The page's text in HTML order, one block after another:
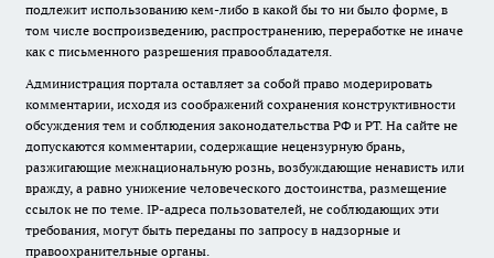
подлежит использованию кем-либо в какой бы то ни было форме, в
том числе воспроизведению, распространению, переработке не иначе
как с письменного разрешения правообладателя.
Администрация портала оставляет за собой право модерировать
комментарии, исходя из соображений сохранения конструктивности
обсуждения тем и соблюдения законодательства РФ и РТ. На сайте не
допускаются комментарии, содержащие нецензурную брань,
разжигающие межнациональную рознь, возбуждающие ненависть или
вражду, а равно унижение человеческого достоинства, размещение
ссылок не по теме. IP-адреса пользователей, не соблюдающих эти
требования, могут быть переданы по запросу в надзорные и
правоохранительные органы.